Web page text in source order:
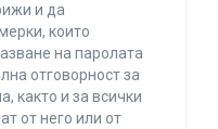
и да
които
на паролата
отговорност за
както и за всички
от него или от